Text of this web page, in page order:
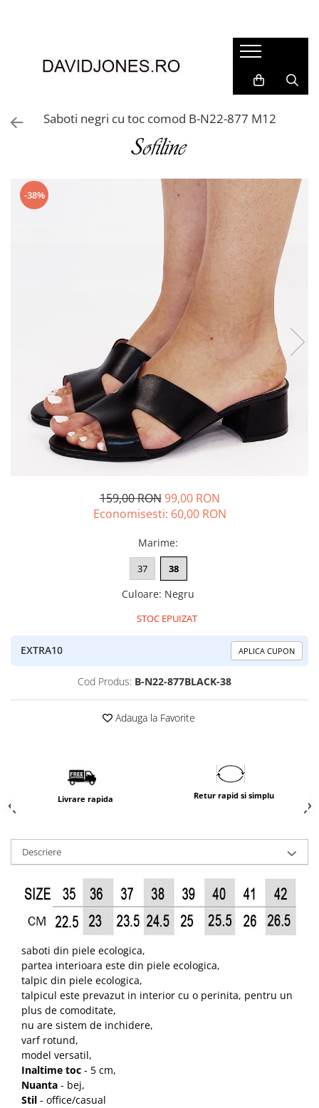
Accesorii
Genti din piele
Incaltaminte
Saboti negri cu toc comod B-N22-877 M12
-38%
159,00 RON 99,00 RON
Economisesti: 60,00 RON
Marime:
37 38
Culoare: Negru
STOC EPUIZAT
EXTRA10 APLICA CUPON
Cod Produs: B-N22-877BLACK-38
Adauga la Favorite
Livrare rapida Retur rapid si simplu
Descriere
saboti din piele ecologica,
partea interioara este din piele ecologica,
talpic din piele ecologica,
talpicul este prevazut in interior cu o perinita, pentru un
plus de comoditate,
nu are sistem de inchidere,
varf rotund,
model versatil,
Inaltime toc - 5 cm,
Nuanta - bej,
Stil - office/casual